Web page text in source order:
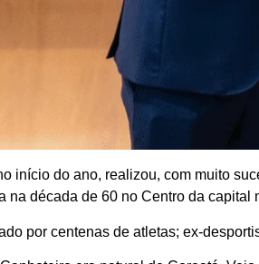
início do ano, realizou, com muito
na década de 60 no Centro da capital
por centenas de atletas; ex-